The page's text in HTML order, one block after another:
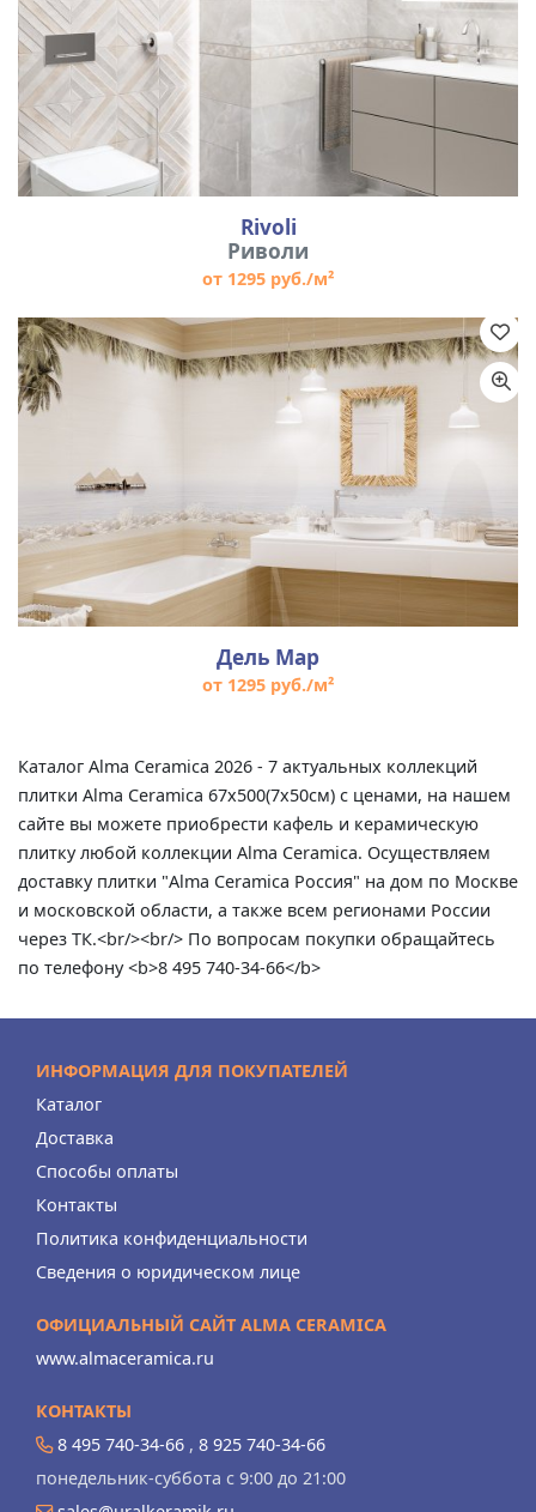
Rivoli
Риволи
от 1295 руб./м²
Дель Мар
от 1295 руб./м²
Каталог Alma Ceramica 2026 - 7 актуальных коллекций
плитки Alma Ceramica 67x500(7x50см) с ценами, на нашем
сайте вы можете приобрести кафель и керамическую
плитку любой коллекции Alma Ceramica. Осуществляем
доставку плитки "Alma Ceramica Россия" на дом по Москве
и московской области, а также всем регионами России
через ТК.<br/><br/> По вопросам покупки обращайтесь
по телефону <b>8 495 740-34-66</b>
ИНФОРМАЦИЯ ДЛЯ ПОКУПАТЕЛЕЙ
Каталог
Доставка
Способы оплаты
Контакты
Политика конфиденциальности
Сведения о юридическом лице
ОФИЦИАЛЬНЫЙ САЙТ ALMA CERAMICA
www.almaceramica.ru
КОНТАКТЫ
8 495 740-34-66 , 8 925 740-34-66
понедельник-суббота с 9:00 до 21:00